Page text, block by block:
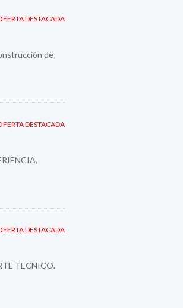
DESTACADA
de
DESTACADA
DESTACADA
TECNICO.